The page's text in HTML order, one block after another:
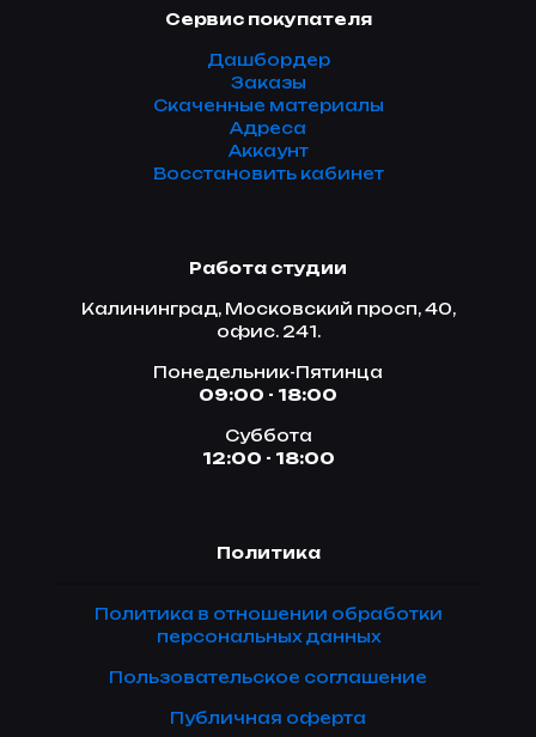
Сервис покупателя
Дашбордер
Заказы
Скаченные материалы
Адреса
Аккаунт
Восстановить кабинет
Работа студии
Калининград, Московский просп, 40,
офис. 241.
Понедельник-Пятинца
09:00 - 18:00
Суббота
12:00 - 18:00
Политика
Политика в отношении обработки
персональных данных
Пользовательское соглашение
Публичная оферта